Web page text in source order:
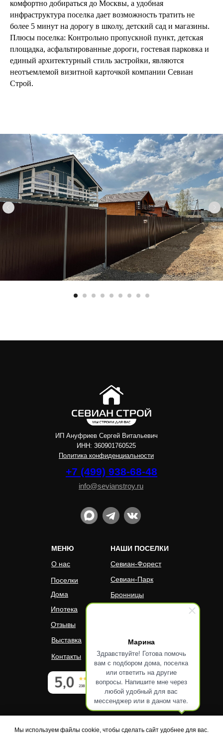
Марина
Здравствуйте! Готова помочь
вам с подбором дома, поселка
или ответить на другие
вопросы. Напишите мне через
любой удобный для вас
мессенджер или в даном чате.
комфортно добираться до Москвы, а удобная
инфраструктура поселка дает возможность тратить не
более 5 минут на дорогу в школу, детский сад и магазины.
Плюсы поселка: Контрольно пропускной пункт, детская
площадка, асфальтированные дороги, гостевая парковка и
единый архитектурный стиль застройки, являются
неотъемлемой визитной карточкой компании Севиан
Строй.
Мы используем файлы cookie, чтобы сделать сайт удобнее для вас.
ИП Ануфриев Сергей Витальевич
ИНН: 360901760525
Политика конфиденциальности
МЕНЮ
О нас
Поселки
Дома
Ипотека
Отзывы
Выставка
Контакты
НАШИ ПОСЕЛКИ
Севиан-Форест
Севиан-Парк
Бронницы
+7 (499) 938-68-48
info@sevianstroy.ru